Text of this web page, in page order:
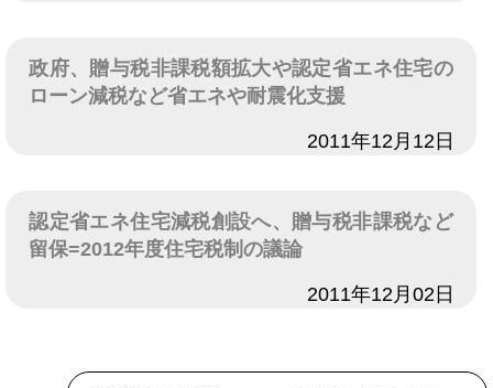
政府、贈与税非課税額拡大や認定省エネ住宅の
ローン減税など省エネや耐震化支援
2011年12月12日
認定省エネ住宅減税創設へ、贈与税非課税など
留保=2012年度住宅税制の議論
2011年12月02日